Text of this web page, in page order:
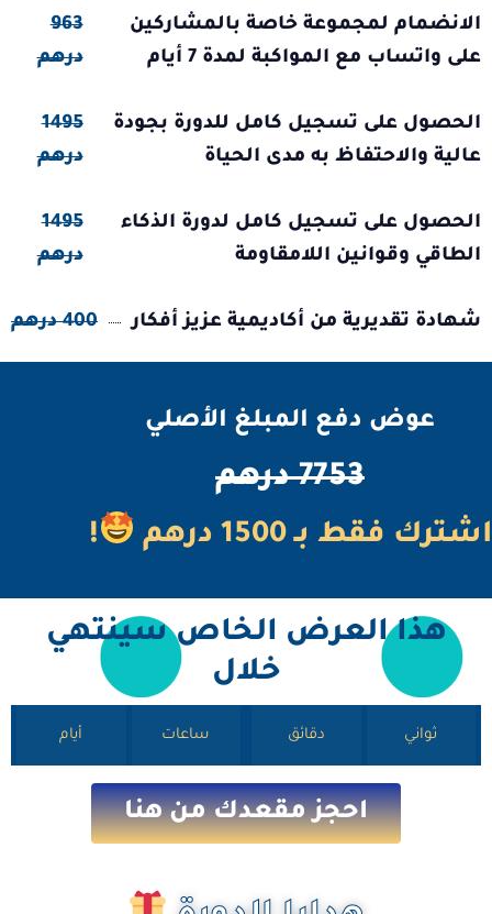
الانضمام لمجموعة خاصة بالمشاركين
على واتساب مع المواكبة لمدة 7 أيام
963
درهم
الحصول على تسجيل كامل للدورة بجودة
عالية والاحتفاظ به مدى الحياة
1495
درهم
الحصول على تسجيل كامل لدورة الذكاء
الطاقي وقوانين اللامقاومة
1495
درهم
شهادة تقديرية من أكاديمية عزيز أفكار 400 درهم
عوض دفع المبلغ الأصلي
7753 درهم
اشترك فقط بـ 1500 درهم !
هذا العرض الخاص سينتهي
خلال
أيام ساعات دقائق ثواني
احجز مقعدك من هنا